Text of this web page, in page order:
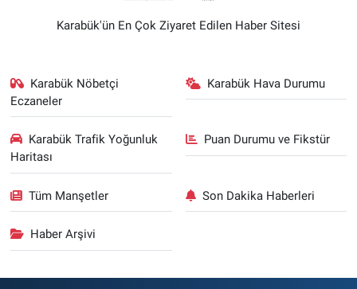
Karabük'ün En Çok Ziyaret Edilen Haber Sitesi
Karabük Nöbetçi
Eczaneler
Karabük Hava Durumu
Karabük Trafik Yoğunluk
Haritası
Puan Durumu ve Fikstür
Tüm Manşetler Son Dakika Haberleri
Haber Arşivi